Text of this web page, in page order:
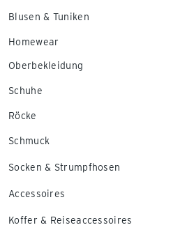
Blusen & Tuniken
Homewear
Oberbekleidung
Schuhe
Röcke
Schmuck
Socken & Strumpfhosen
Accessoires
Koffer & Reiseaccessoires